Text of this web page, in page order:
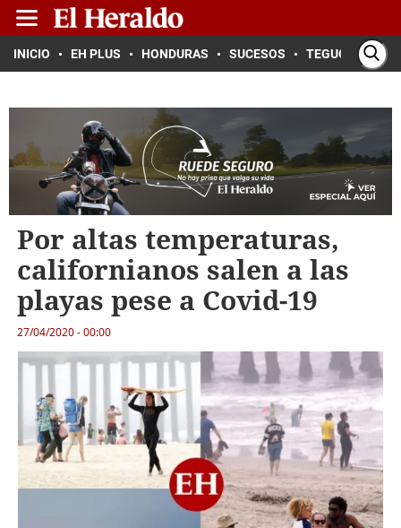
INICIO EH PLUS HONDURAS SUCESOS TEGUCIGALPA
Por altas temperaturas,
californianos salen a las
playas pese a Covid-19
27/04/2020 - 00:00